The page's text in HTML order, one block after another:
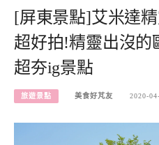
[屏東景點]艾米達
超好拍!精靈出沒的
超夯ig景點
旅遊景點 美食好芃友 2020-